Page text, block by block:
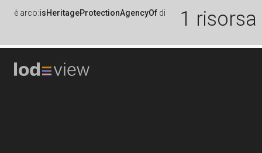
è arco:isHeritageProtectionAgencyOf di 1 risorsa